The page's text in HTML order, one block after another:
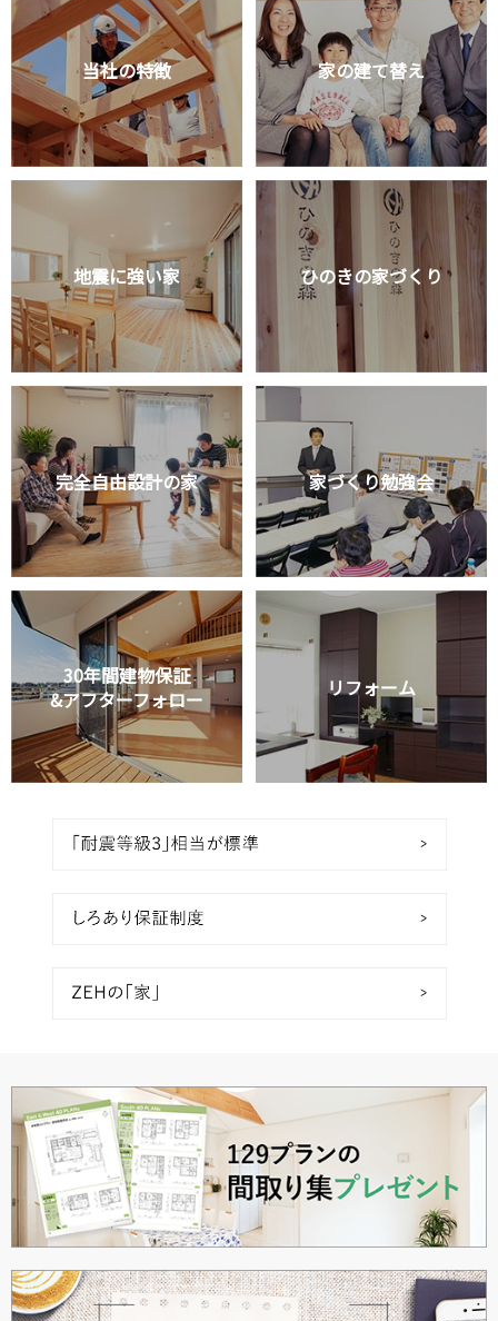
当社の特徴 家の建て替え
地震に強い家 ひのきの家づくり
完全自由設計の家 家づくり勉強会
30年間建物保証
&アフターフォロー
リフォーム